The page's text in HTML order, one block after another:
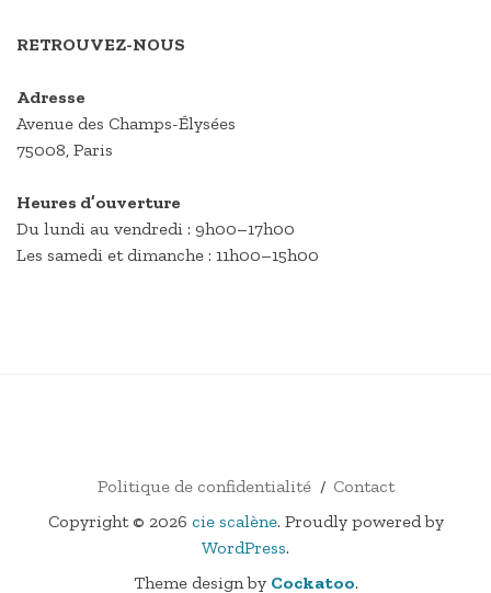
RETROUVEZ-NOUS
Adresse
Avenue des Champs-Élysées
75008, Paris
Heures d’ouverture
Du lundi au vendredi : 9h00–17h00
Les samedi et dimanche : 11h00–15h00
Politique de confidentialité
Contact
Copyright © 2026 cie scalène. Proudly powered by
WordPress.
Theme design by Cockatoo.